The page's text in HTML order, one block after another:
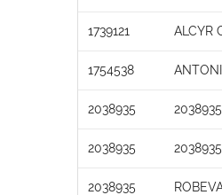
1739121 ALCYR
1754538
2038935 2038935
2038935 2038935
2038935